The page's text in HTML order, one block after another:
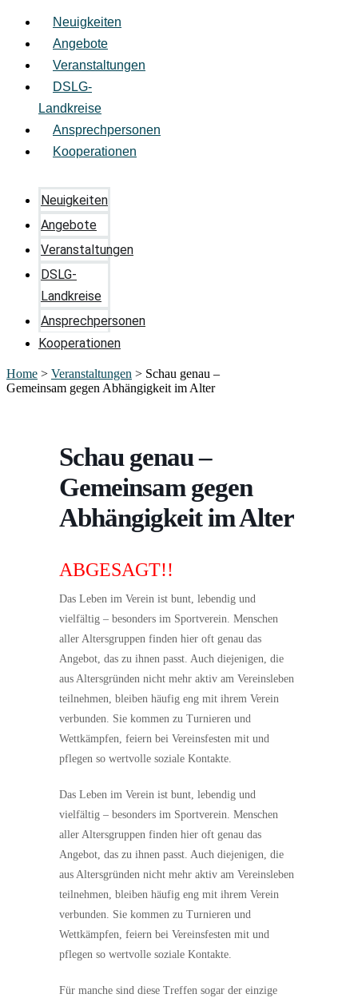
Neuigkeiten
Angebote
Veranstaltungen
DSLG-
Landkreise
Ansprechpersonen
Kooperationen
Neuigkeiten
Angebote
Veranstaltungen
DSLG-
Landkreise
Ansprechpersonen
Kooperationen
Home > Veranstaltungen > Schau genau –
Gemeinsam gegen Abhängigkeit im Alter
Schau genau –
Gemeinsam gegen
Abhängigkeit im Alter
ABGESAGT!!
Das Leben im Verein ist bunt, lebendig und
vielfältig – besonders im Sportverein. Menschen
aller Altersgruppen finden hier oft genau das
Angebot, das zu ihnen passt. Auch diejenigen, die
aus Altersgründen nicht mehr aktiv am Vereinsleben
teilnehmen, bleiben häufig eng mit ihrem Verein
verbunden. Sie kommen zu Turnieren und
Wettkämpfen, feiern bei Vereinsfesten mit und
pflegen so wertvolle soziale Kontakte.
Das Leben im Verein ist bunt, lebendig und
vielfältig – besonders im Sportverein. Menschen
aller Altersgruppen finden hier oft genau das
Angebot, das zu ihnen passt. Auch diejenigen, die
aus Altersgründen nicht mehr aktiv am Vereinsleben
teilnehmen, bleiben häufig eng mit ihrem Verein
verbunden. Sie kommen zu Turnieren und
Wettkämpfen, feiern bei Vereinsfesten mit und
pflegen so wertvolle soziale Kontakte.
Für manche sind diese Treffen sogar der einzige